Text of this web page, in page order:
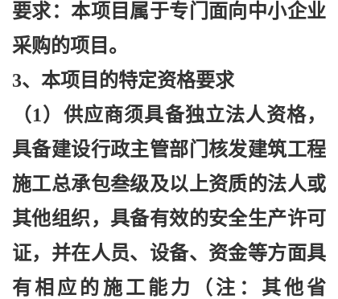
要求：本项目属于专门面向中小企业
采购的项目。
3、本项目的特定资格要求
（1）供应商须具备独立法人资格，
具备建设行政主管部门核发建筑工程
施工总承包叁级及以上资质的法人或
其他组织，具备有效的安全生产许可
证，并在人员、设备、资金等方面具
有相应的施工能力（注：其他省